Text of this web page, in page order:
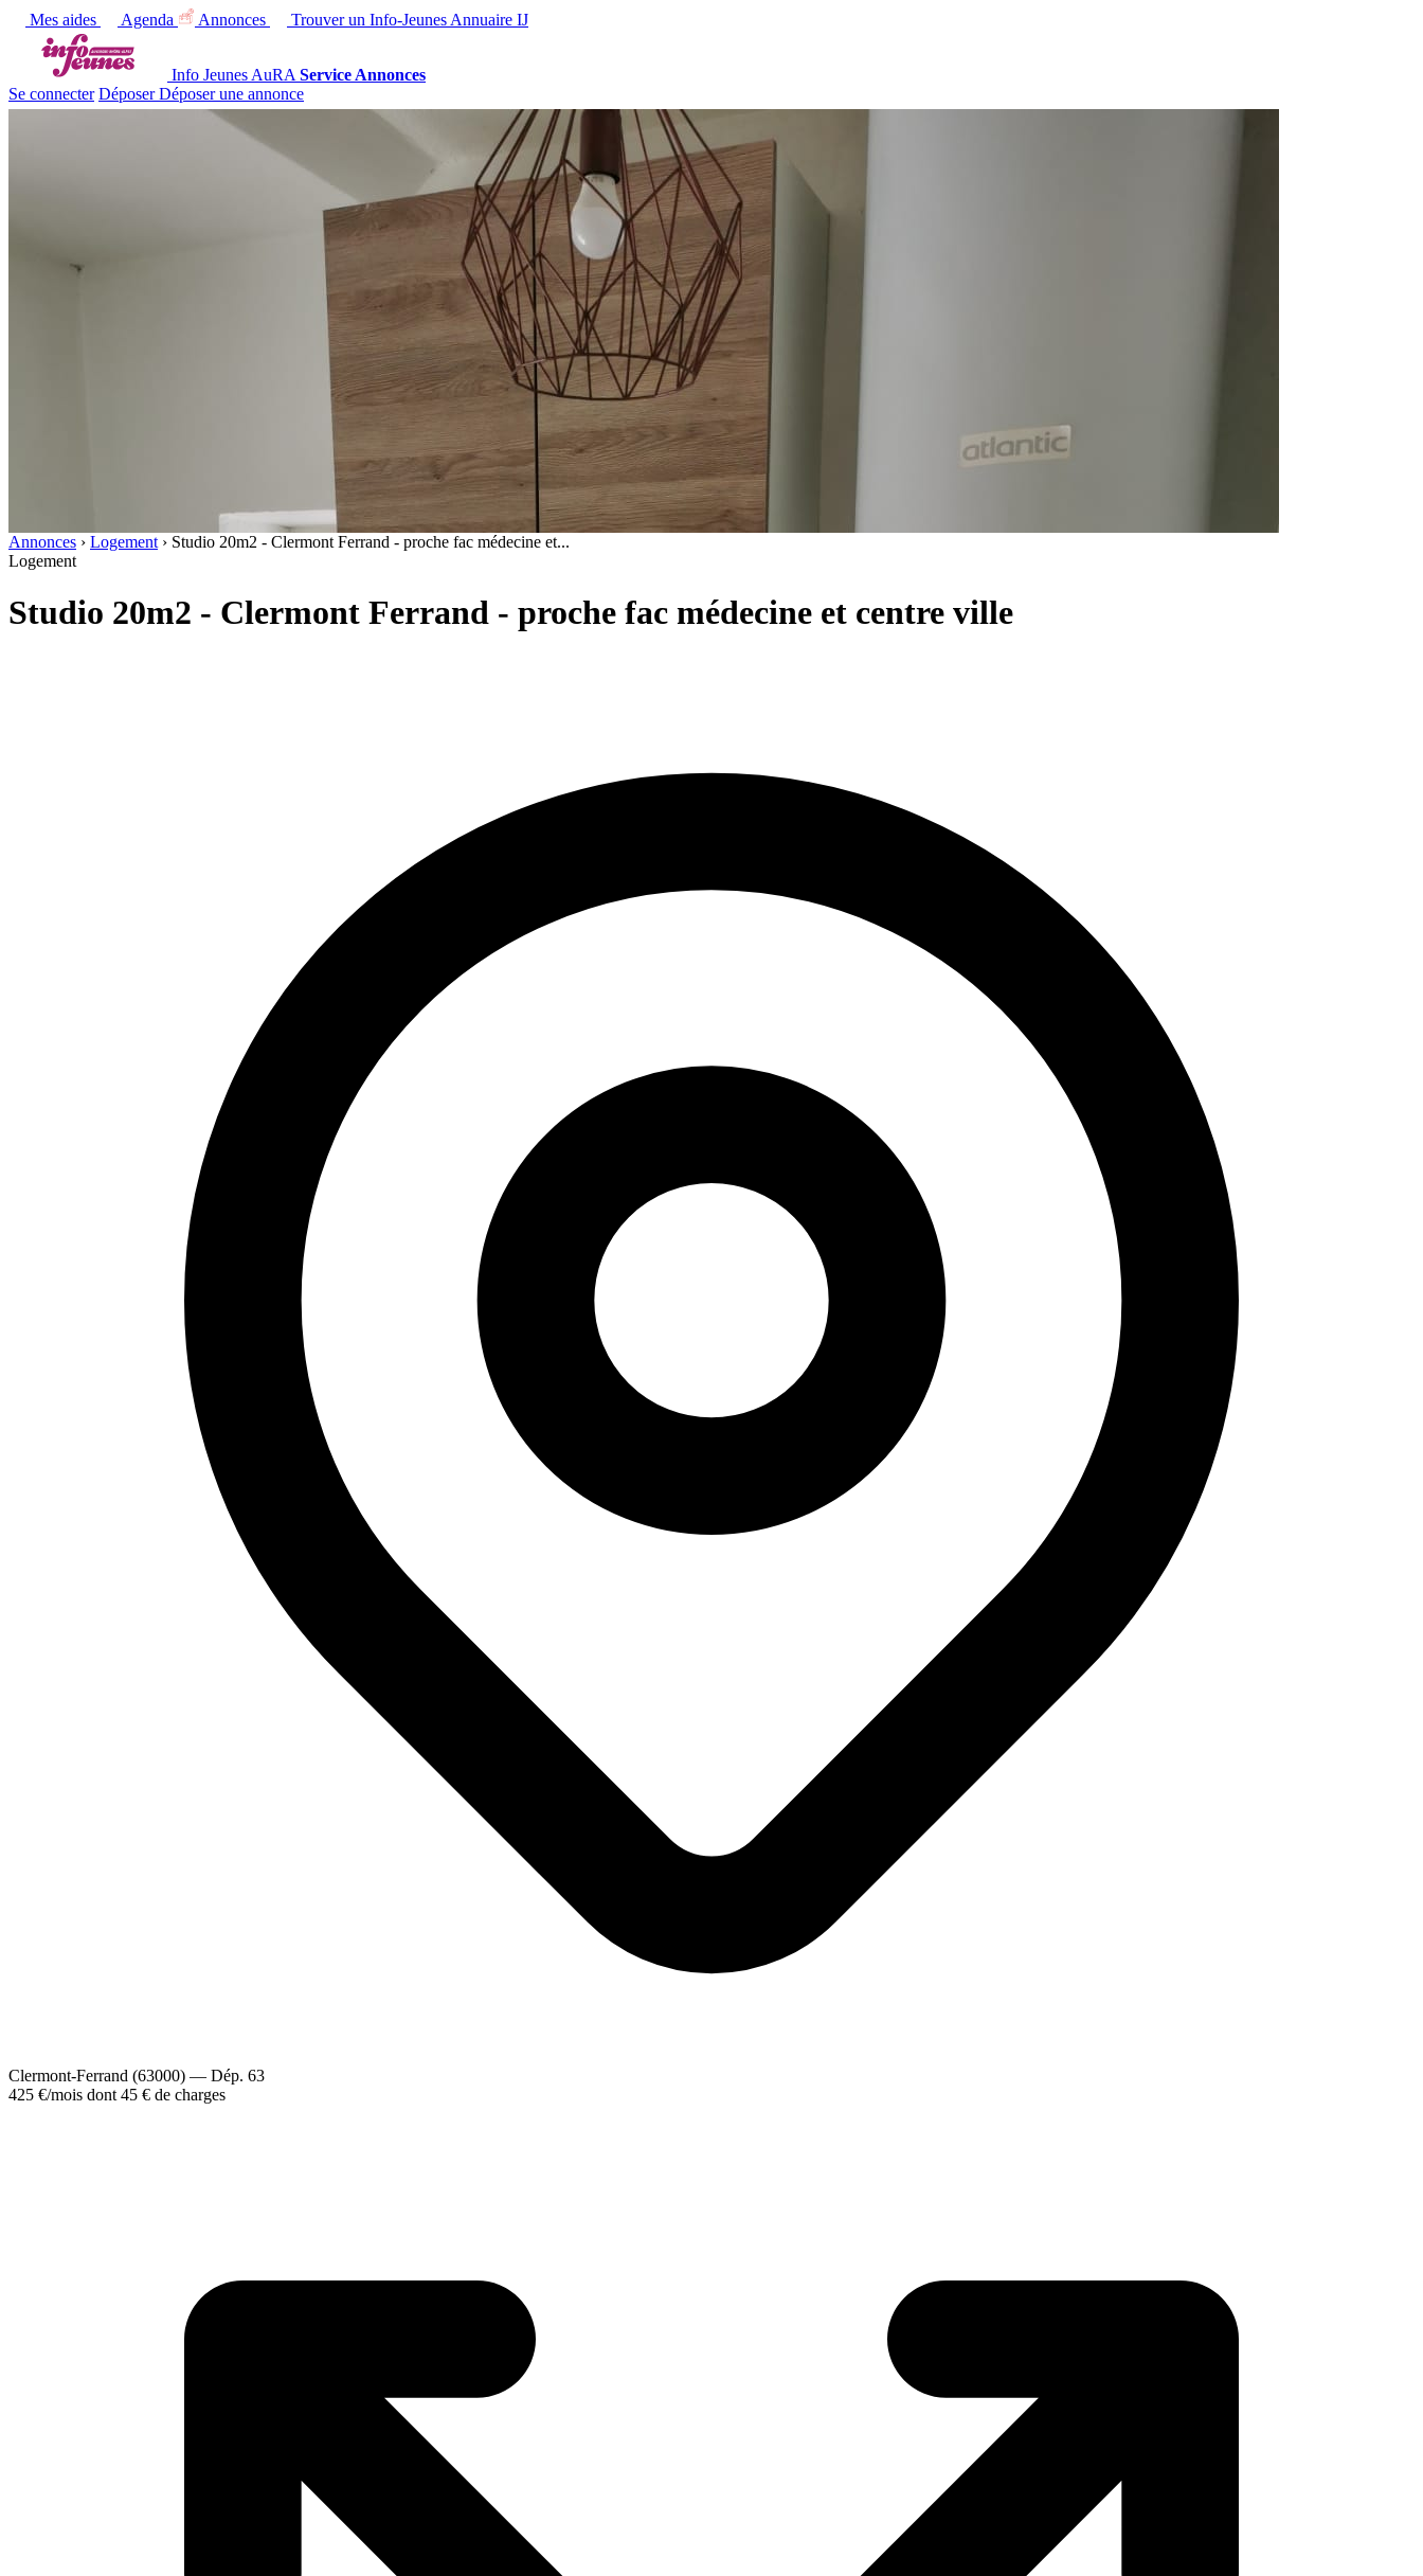
Mes aides Agenda Annonces Trouver un Info-Jeunes Annuaire IJ
Info Jeunes AuRA Service Annonces
Se connecter Déposer Déposer une annonce
Annonces › Logement › Studio 20m2 - Clermont Ferrand - proche fac médecine et...
Logement
Studio 20m2 - Clermont Ferrand - proche fac médecine et centre ville
Clermont-Ferrand (63000) — Dép. 63
425 €/mois dont 45 € de charges